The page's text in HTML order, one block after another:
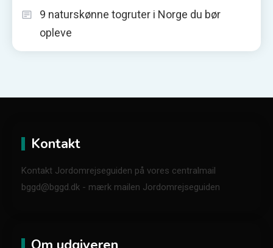
9 naturskønne togruter i Norge du bør
opleve
Kontakt
Kontakt Jordomrejseguiden på vores centralmail
bggd@bggd.dk - mærk mailen Jordomrejseguiden